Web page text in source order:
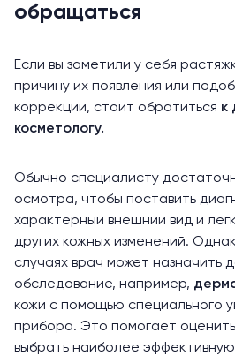
обращаться
Если вы заметили у себя
причину их появления или
коррекции, стоит обратиться к
косметологу.
Обычно специалисту
осмотра, чтобы поставить
характерный внешний вид и
других кожных изменений.
случаях врач может назначить
обследование, например,
кожи с помощью специального
прибора. Это помогает
выбрать наиболее